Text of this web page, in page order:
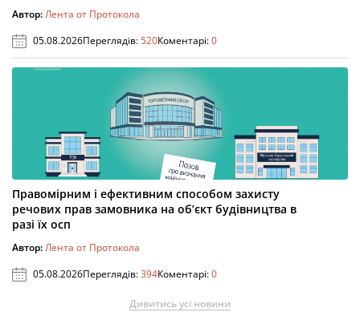
Автор:Лента от Протокола
05.08.2026Переглядів:520Коментарі:0
Правомірним і ефективним способом захисту
речових прав замовника на об’єкт будівництва в
разі їх осп
Автор:Лента от Протокола
05.08.2026Переглядів:394Коментарі:0
Дивитись усі новини